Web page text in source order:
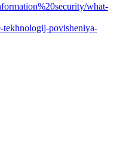
what-
tekhnologij-povisheniya-